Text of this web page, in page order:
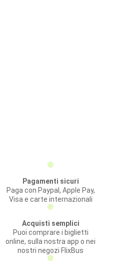
Pagamenti sicuri
Paga con Paypal, Apple Pay,
Visa e carte internazionali
Acquisti semplici
Puoi comprare i biglietti
online, sulla nostra app o nei
nostri negozi FlixBus